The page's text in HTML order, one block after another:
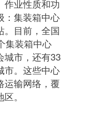
作业性质和功
：集装箱中心
。目前，全国
集装箱中心
城市，还有33
市。这些中心
运输网络，覆
。